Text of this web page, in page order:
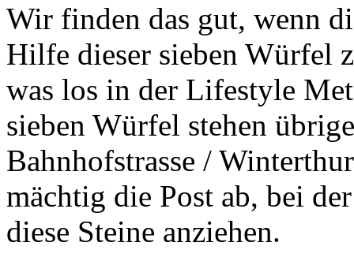
Wir finden das gut, wenn
Hilfe dieser sieben Würfel
was los in der Lifestyle
sieben Würfel stehen
Bahnhofstrasse /
mächtig die Post ab, bei
diese Steine anziehen.